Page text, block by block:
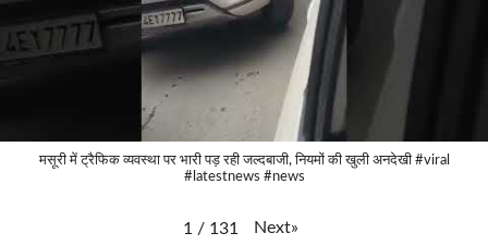
मसूरी में ट्रैफिक व्यवस्था पर भारी पड़ रही जल्दबाजी, नियमों की खुली अनदेखी #viral
#latestnews #news
1 / 131 Next»